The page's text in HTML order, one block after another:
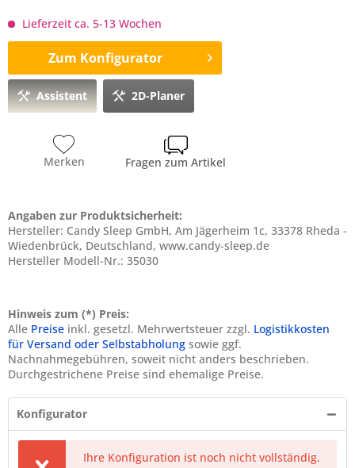
Lieferzeit ca. 5-13 Wochen
Zum Konfigurator
Assistent 2D-Planer
Merken Fragen zum Artikel
Angaben zur Produktsicherheit:
Hersteller: Candy Sleep GmbH, Am Jägerheim 1c, 33378 Rheda -
Wiedenbrück, Deutschland, www.candy-sleep.de
Hersteller Modell-Nr.: 35030
Hinweis zum (*) Preis:
Alle Preise inkl. gesetzl. Mehrwertsteuer zzgl. Logistikkosten
für Versand oder Selbstabholung sowie ggf.
Nachnahmegebühren, soweit nicht anders beschrieben.
Durchgestrichene Preise sind ehemalige Preise.
Konfigurator
Ihre Konfiguration ist noch nicht vollständig.